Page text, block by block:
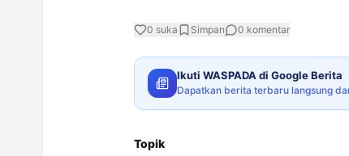
0 suka Simpan 0 komentar
Ikuti WASPADA di Google Berita
Dapatkan berita terbaru langsung
Topik